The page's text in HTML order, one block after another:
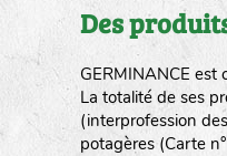
Des
GERMINANCE est
La totalité de ses
(interprofession
potagères (Carte